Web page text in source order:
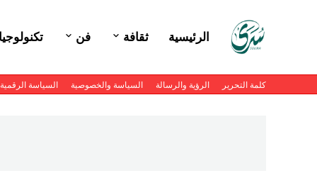
الرئيسية ثقافة فن
كلمة التحرير الرؤية والرسالة السياسة والخصوصية السياسة الرقمية